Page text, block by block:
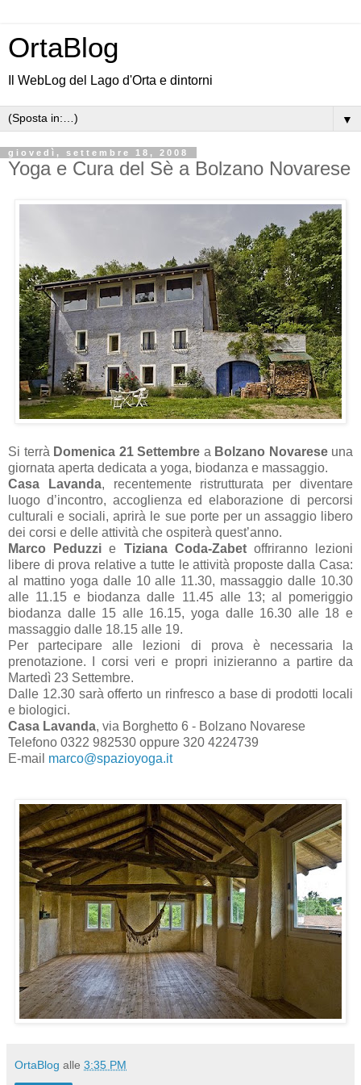
OrtaBlog
Il WebLog del Lago d'Orta e dintorni
▼
giovedì, settembre 18, 2008
Yoga e Cura del Sè a Bolzano Novarese
Si terrà Domenica 21 Settembre a Bolzano Novareseuna
giornata aperta dedicata a yoga, biodanza e massaggio.
Casa Lavanda, recentemente ristrutturata per diventare
luogo d’incontro, accoglienza ed elaborazione di percorsi
culturali e sociali, aprirà le sue porte per un assaggio libero
dei corsi e delle attività che ospiterà quest’anno.
Marco Peduzzi e Tiziana Coda-Zabetoffriranno lezioni
libere di prova relative a tutte le attività proposte dalla Casa:
al mattino yoga dalle 10 alle 11.30, massaggio dalle 10.30
alle 11.15 e biodanza dalle 11.45 alle 13; al pomeriggio
biodanza dalle 15 alle 16.15, yoga dalle 16.30 alle 18 e
massaggio dalle 18.15 alle 19.
Per partecipare alle lezioni di prova è necessaria la
prenotazione. I corsi veri e propri inizieranno a partire da
Martedì 23 Settembre.
Dalle 12.30 sarà offerto un rinfresco a base di prodotti locali
e biologici.
Casa Lavanda, via Borghetto 6 - Bolzano Novarese
Telefono 0322 982530 oppure 320 4224739
E-mail marco@spazioyoga.it
OrtaBlog alle 3:35 PM